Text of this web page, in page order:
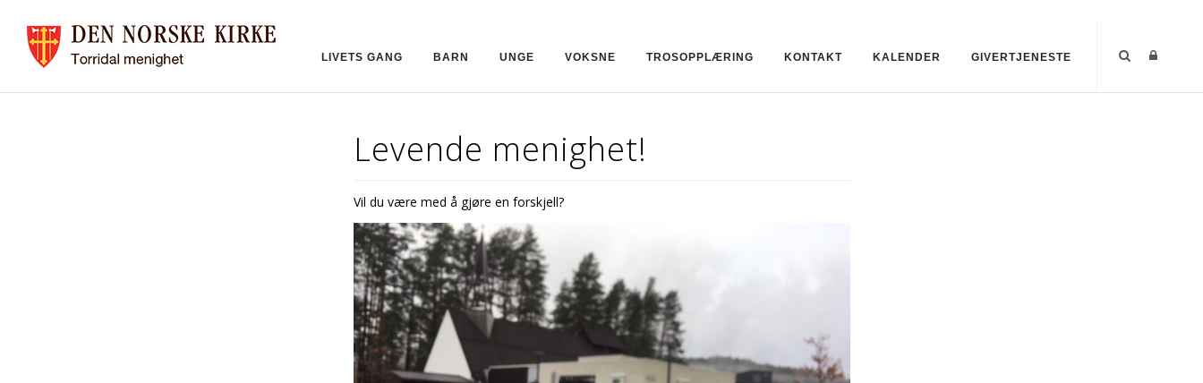
LIVETS GANG BARN UNGE VOKSNE TROSOPPLÆRING KONTAKT KALENDER GIVERTJENESTE
Levende menighet!
Vil du være med å gjøre en forskjell?